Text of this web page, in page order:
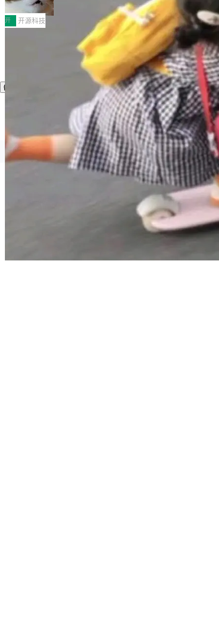
管理 HTTP 端点进行授权。 <blockquote> <p>
<span><strong>警告：</strong>&nbsp;Zero
的 admin ...
把它做成了 Web 玩具，放在 zhuzhiliao.imsai.c
c 上，并在 GitHub 开源。 玩法很简单：按住屏
幕画圈，或者直接甩手机。页面会实时显示转速
（圈/秒），声音来自真实竹知了录音的 1.72 秒
采样，无缝循环。音频解码失败时，还有一套合
成兜底——锯齿波振荡器模拟脉冲，并联带通共
振峰模拟竹膜和筒腔共鸣。 技术细节上，物理引
擎是绳系质点模型：重力、弹性绳（只拉不
推）、空气阻力，1/240 秒定步长积...
价值化的真实路径
完成一例腹部CT影像标注，张医生过去需要约1
20个小时。他必须在数百张连续影像上，一笔一
笔勾画边界，一层一层识别肌肉组织。如今，使
用东软飞标医学影像标注平台，同样的工作缩短
至4小时，效率提升30倍。 这组数字背后，改变
的不只是速度，而是把医学影像转化为AI能力的
路径真正打通了。 大型医院积累的影像数据规模
庞大，但不能直接用于训练模型。器官、病灶和
组织边界，必须由专业医生逐层识别、标记和校
正，才能成为机器能理解的高质量数据。医学影
像AI落地最昂贵的环节，不是算法，是专业医生
的时间。 张医生是某三甲医院放射科副主任医
师，牵头一项腹部肌肉影像课题。他需要在数百
张CT影像上完成像素级精细分割，让系统"...
开 开源科技
©OSCHINA(OSChina.NET) 京ICP备2025119063号